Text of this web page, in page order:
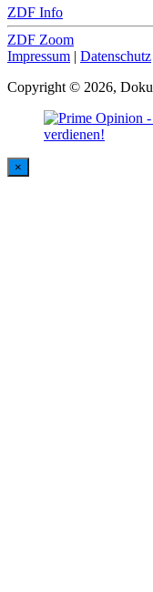
ZDF Info
ZDF Zoom
Impressum | Datenschutz
Copyright © 2026,
×